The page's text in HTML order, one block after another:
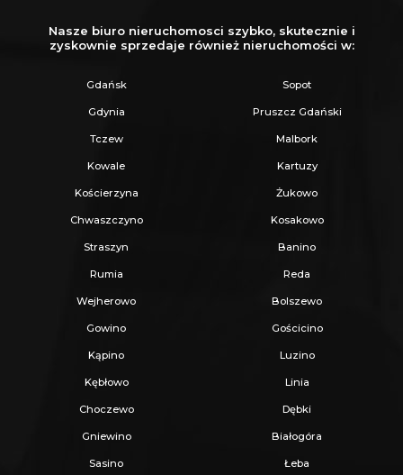
Nasze biuro nieruchomosci szybko, skutecznie i
zyskownie sprzedaje również nieruchomości w:
Gdańsk Sopot
Gdynia Pruszcz Gdański
Tczew Malbork
Kowale Kartuzy
Kościerzyna Żukowo
Chwaszczyno Kosakowo
Straszyn Banino
Rumia Reda
Wejherowo Bolszewo
Gowino Gościcino
Kąpino Luzino
Kębłowo Linia
Choczewo Dębki
Gniewino Białogóra
Sasino Łeba